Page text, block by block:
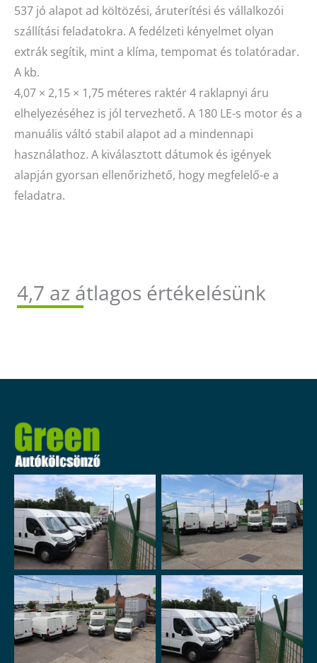
537 jó alapot ad költözési, áruterítési és vállalkozói
szállítási feladatokra. A fedélzeti kényelmet olyan
extrák segítik, mint a klíma, tempomat és tolatóradar.
A kb.
4,07 × 2,15 × 1,75 méteres raktér 4 raklapnyi áru
elhelyezéséhez is jól tervezhető. A 180 LE-s motor és a
manuális váltó stabil alapot ad a mindennapi
használathoz. A kiválasztott dátumok és igények
alapján gyorsan ellenőrizhető, hogy megfelelő-e a
feladatra.
4,7 az átlagos értékelésünk